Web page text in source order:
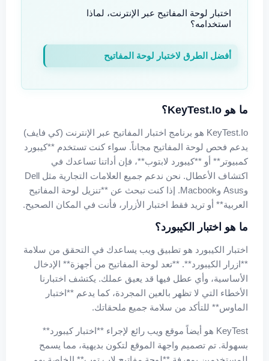
اختبار لوحة المفاتيح عبر الإنترنت، لماذا
استخدامه؟
أفضل الطرق لاختبار لوحة المفاتيح
ما هو KeyTest.io؟
KeyTest.io هو برنامج اختبار المفاتيح عبر الإنترنت (كي فايف)
يدعم فحص لوحة المفاتيح مجاناً. سواء كنت تستخدم **كيبورد
كمبيوتر** أو **كيبورد لابتوب**، فإن أداتنا تساعدك في
اكتشاف الأعطال. نحن ندعم جميع العلامات التجارية مثل Dell
وAsus وMacbook. إذا كنت تبحث عن **تنزيل لوحة المفاتيح
العربية** أو تريد فقط اختبار الأزرار، فأنت في المكان الصحيح.
ما هو اختبار الكيبورد؟
اختبار الكيبورد هو تطبيق ويب يساعدك في التحقق من سلامة
**ازرار الكيبورد**. **تعد لوحة المفاتيح من أجهزة** الإدخال
الأساسية، وأي عطل فيها قد يعيق عملك. يكتشف اختبارنا
الأخطاء التي لا تظهر بالعين المجردة، كما يدعم **اختبار
الماوس** للتأكد من سلامة جميع ملحقاتك.
KeyTest هو أيضاً موقع ويب رائع لإجراء **اختبار كيبورد**
بسهولة. تم تصميم واجهة الموقع لتكون بديهية، مما يسمح